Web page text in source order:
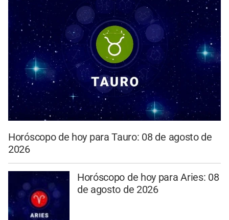
Horóscopo de hoy para Tauro: 08 de agosto de
2026
Horóscopo de hoy para Aries: 08
de agosto de 2026